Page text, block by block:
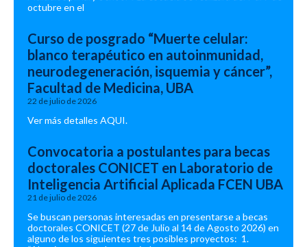
octubre en el
Curso de posgrado “Muerte celular:
blanco terapéutico en autoinmunidad,
neurodegeneración, isquemia y cáncer”,
Facultad de Medicina, UBA
22 de julio de 2026
Ver más detalles AQUI.
Convocatoria a postulantes para becas
doctorales CONICET en Laboratorio de
Inteligencia Artificial Aplicada FCEN UBA
21 de julio de 2026
Se buscan personas interesadas en presentarse a becas
doctorales CONICET (27 de Julio al 14 de Agosto 2026) en
alguno de los siguientes tres posibles proyectos: 1.